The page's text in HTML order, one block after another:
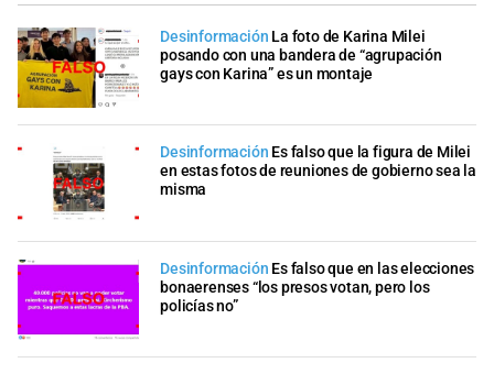
Desinformación La foto de Karina Milei
posando con una bandera de “agrupación
gays con Karina” es un montaje
Desinformación Es falso que la figura de Milei
en estas fotos de reuniones de gobierno sea la
misma
Desinformación Es falso que en las elecciones
bonaerenses “los presos votan, pero los
policías no”